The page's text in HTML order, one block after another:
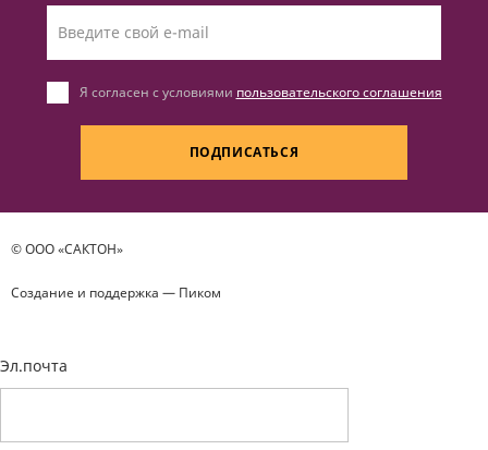
Я согласен с условиями пользовательского соглашения
ПОДПИСАТЬСЯ
© ООО «САКТОН»
Создание и поддержка — Пиком
Эл.почта